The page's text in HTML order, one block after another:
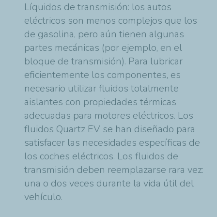
Líquidos de transmisión: los autos
eléctricos son menos complejos que los
de gasolina, pero aún tienen algunas
partes mecánicas (por ejemplo, en el
bloque de transmisión). Para lubricar
eficientemente los componentes, es
necesario utilizar fluidos totalmente
aislantes con propiedades térmicas
adecuadas para motores eléctricos. Los
fluidos Quartz EV se han diseñado para
satisfacer las necesidades específicas de
los coches eléctricos. Los fluidos de
transmisión deben reemplazarse rara vez:
una o dos veces durante la vida útil del
vehículo.